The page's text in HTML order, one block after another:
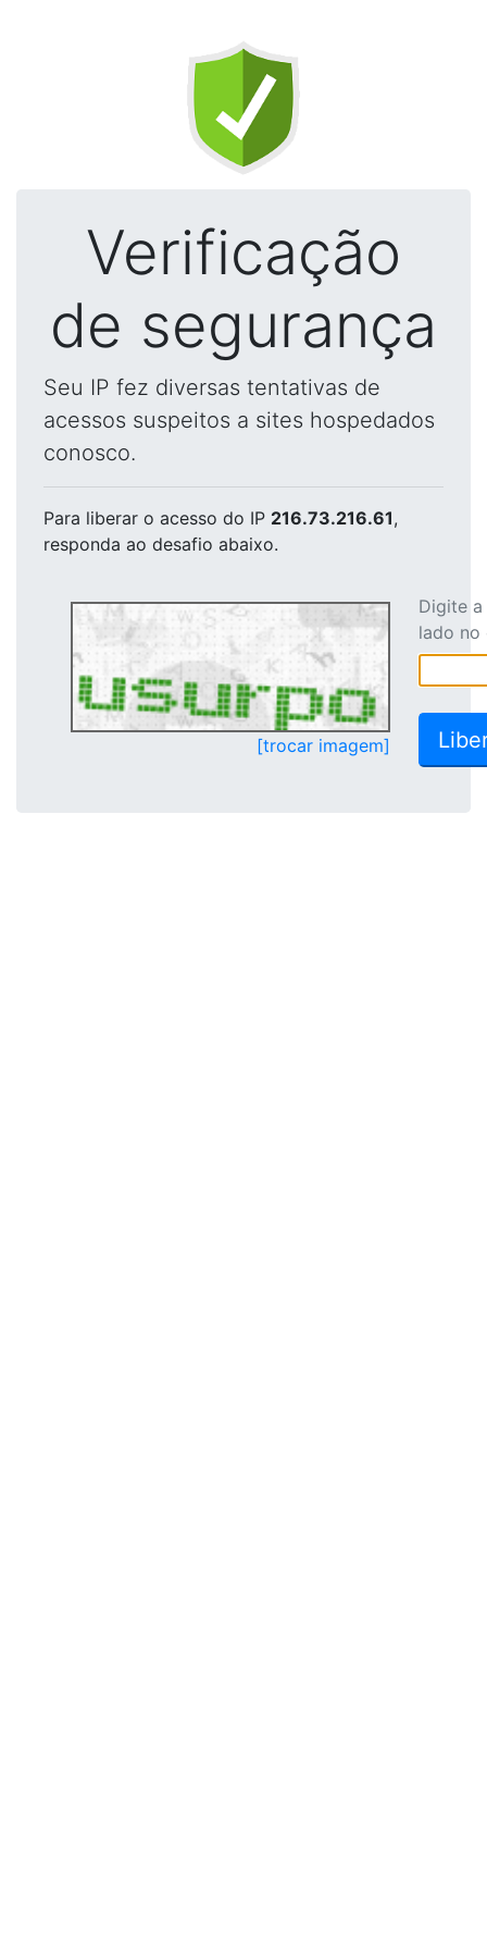
Verificação
de segurança
Seu IP fez diversas tentativas de
acessos suspeitos a sites hospedados
conosco.
Para liberar o acesso do IP 216.73.216.61,
responda ao desafio abaixo.
[trocar imagem]
Digite
lado no